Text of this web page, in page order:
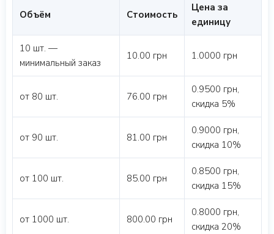
Объём Стоимость
Цена за
единицу
10 шт. —
минимальный заказ
10.00 грн 1.0000 грн
от 80 шт. 76.00 грн
0.9500 грн,
скидка 5%
от 90 шт. 81.00 грн
0.9000 грн,
скидка 10%
от 100 шт. 85.00 грн
0.8500 грн,
скидка 15%
от 1000 шт. 800.00 грн
0.8000 грн,
скидка 20%